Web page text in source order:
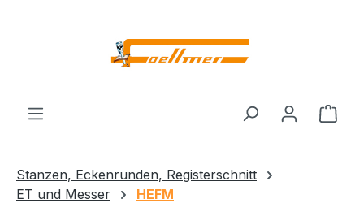
Stanzen, Eckenrunden, Registerschnitt
ET und Messer
HEFM